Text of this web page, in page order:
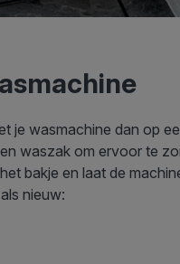
je wasmachine dan op
waszak om ervoor te
bakje en laat de
nieuw: